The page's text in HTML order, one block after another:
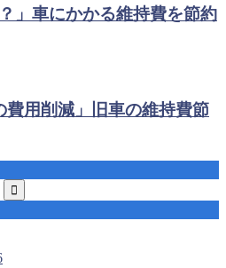
」車にかかる維持費を節約
費用削減」旧車の維持費節